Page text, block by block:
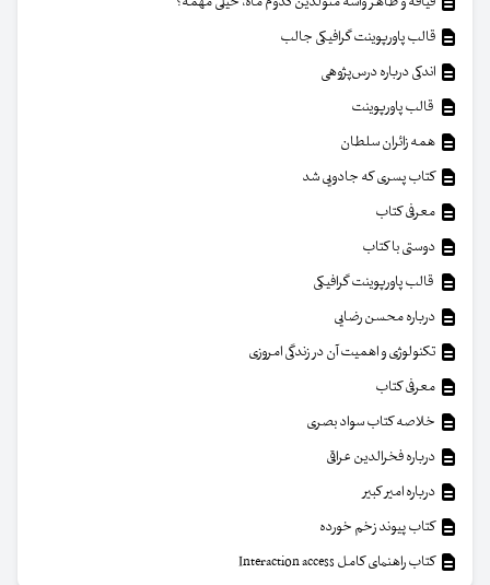
قالب پاورپوینت گرافیکی جالب
اندکی درباره درس‌پژوهی
قالب پاورپوینت
همه زائران سلطان
کتاب پسری که جادویی شد
معرفی کتاب
دوستی با کتاب
قالب پاورپوینت گرافیکی
درباره محسن رضایی
تکنولوژی و اهمیت آن در زندگی امروزی
معرفی کتاب
خلاصه کتاب سواد بصری
درباره فخرالدین عراقی
درباره امیر کبیر
کتاب پیوند زخم خورده
کتاب راهنمای کامل Interaction access